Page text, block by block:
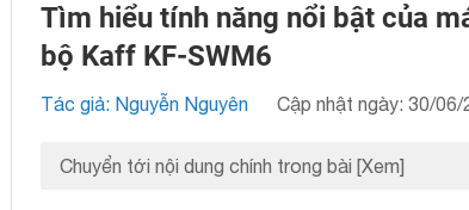
Tìm hiểu tính năng nổi bật của
bộ Kaff KF-SWM6
Tác giả: Nguyễn Nguyên Cập nhật ngày: 30/06/
Chuyển tới nội dung chính trong bài [Xem]